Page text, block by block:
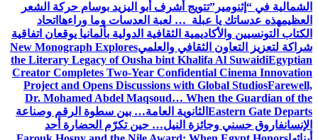
الشمالية في “إثنومير”تتويج أشرف أبو اليزيد بوسام حركة الشعر
العظيمهذه عدساتك يا عبلة … لعبة العدسات وما وراءها اتحاد
الكتاب التونسيين والأكاديمية الثقافية الدولية بألمانيا يوقعان اتفاقية
شراكة لتعزيز التعاون الثقافي والعلميNew Monograph Explores
the Literary Legacy of Ousha bint Khalifa Al SuwaidiEgyptian
Creator Completes Two-Year Confidential Cinema Innovation
Project and Opens Discussions with Global StudiosFarewell,
Dr. Mohamed Abdel Maqsoud… When the Guardian of the
Eastern Gate Departs الثانوية العامة… بين سطوة الرقم وصناعة
الإنسانفاروق حسني وجائزة النيل… حين تكرّم الحضارة أحد